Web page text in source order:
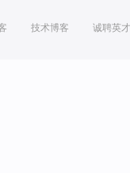
技术博客 诚聘英才